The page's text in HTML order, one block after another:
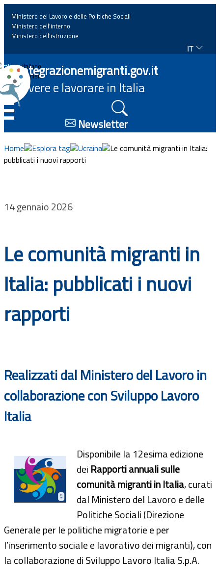
Home
News
Approfondimenti
Eventi
Progetti
Bandi
Guide
Ministero del Lavoro e delle Politiche Sociali
Ministero dell'interno
Ministero dell'istruzione
IT
Italiano
English
Integrazionemigranti.gov.it
Vivere e lavorare in Italia
Newsletter
Home Esplora tag Ucraina
Le comunità migranti in Italia:
pubblicati i nuovi rapporti
14 gennaio 2026
Le comunità migranti in
Italia: pubblicati i nuovi
rapporti
Realizzati dal Ministero del Lavoro in
collaborazione con Sviluppo Lavoro
Italia
Disponibile la 12esima edizione
dei Rapporti annuali sulle
comunità migranti in Italia, curati
dal Ministero del Lavoro e delle
Politiche Sociali (Direzione
Generale per le politiche migratorie e per
l’inserimento sociale e lavorativo dei migranti), con
la collaborazione di Sviluppo Lavoro Italia S.p.A.